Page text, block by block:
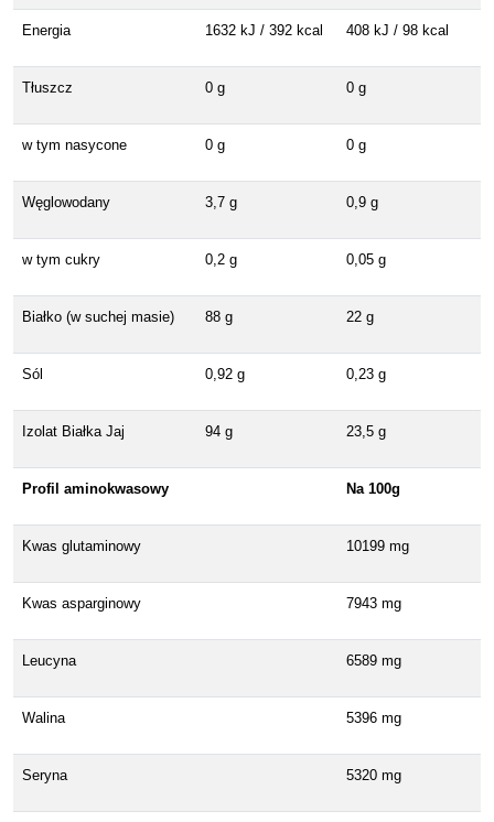
Energia 1632 kJ / 392 kcal 408 kJ / 98 kcal
Tłuszcz 0 g 0 g
w tym nasycone 0 g 0 g
Węglowodany 3,7 g 0,9 g
w tym cukry 0,2 g 0,05 g
Białko (w suchej masie) 88 g 22 g
Sól 0,92 g 0,23 g
Izolat Białka Jaj 94 g 23,5 g
Profil aminokwasowy Na 100g
Kwas glutaminowy 10199 mg
Kwas asparginowy 7943 mg
Leucyna 6589 mg
Walina 5396 mg
Seryna 5320 mg